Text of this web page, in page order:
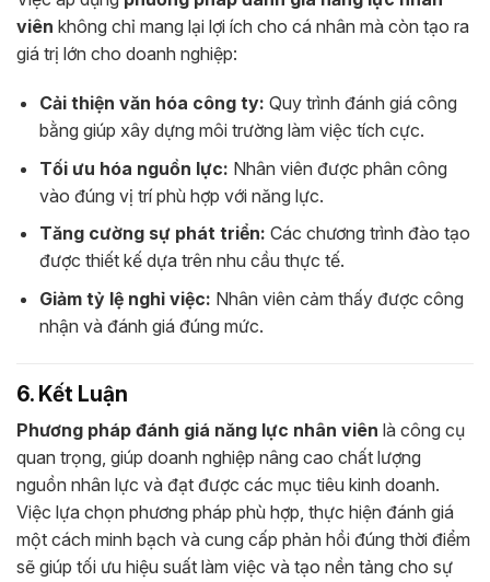
viên không chỉ mang lại lợi ích cho cá nhân mà còn tạo ra
giá trị lớn cho doanh nghiệp:
Cải thiện văn hóa công ty: Quy trình đánh giá công
bằng giúp xây dựng môi trường làm việc tích cực.
Tối ưu hóa nguồn lực: Nhân viên được phân công
vào đúng vị trí phù hợp với năng lực.
Tăng cường sự phát triển: Các chương trình đào tạo
được thiết kế dựa trên nhu cầu thực tế.
Giảm tỷ lệ nghỉ việc: Nhân viên cảm thấy được công
nhận và đánh giá đúng mức.
6. Kết Luận
Phương pháp đánh giá năng lực nhân viên là công cụ
quan trọng, giúp doanh nghiệp nâng cao chất lượng
nguồn nhân lực và đạt được các mục tiêu kinh doanh.
Việc lựa chọn phương pháp phù hợp, thực hiện đánh giá
một cách minh bạch và cung cấp phản hồi đúng thời điểm
sẽ giúp tối ưu hiệu suất làm việc và tạo nền tảng cho sự